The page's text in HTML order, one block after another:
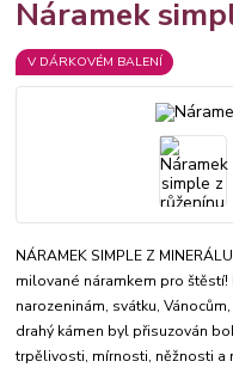
Náramek
V DÁRKOVÉM BALENÍ
NÁRAMEK SIMPLE Z
milované náramkem pro
narozeninám, svátku,
drahý kámen byl přisuzován
trpělivosti, mírnosti, něžnosti a